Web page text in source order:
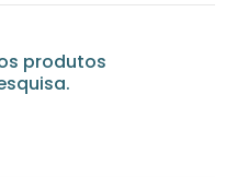
produtos